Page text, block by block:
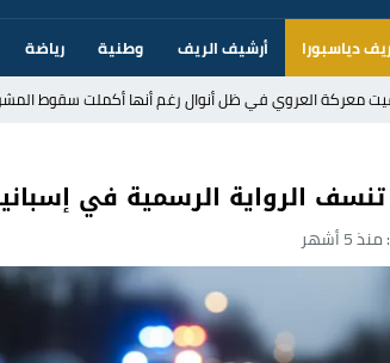
ريف دياسبورا أرشيف الريف وطنية رياضة
معركة العروي في ظل أنوال رغم أنها أكملت سقوط
إيطاليا بسبب الضوابط الحدودية في فضاء شنغن
سبتة وتخوفات من دعوات جديدة للعبور
أم تحت ضغط إسباني؟ عودة مايوركا تفتح أسئلة ثقيلة
الأندية الإسبانية في الميركاتو الصيفي
الرواية الرسمية في
منذ 5 أشهر